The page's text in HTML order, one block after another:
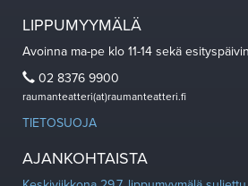
LIPPUMYYMÄLÄ
Avoinna ma-pe klo 11-14 sekä
02 8376 9900
raumanteatteri(at)raumanteatteri.fi
TIETOSUOJA
AJANKOHTAISTA